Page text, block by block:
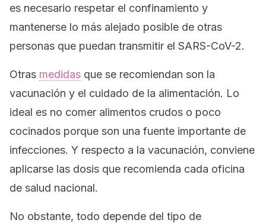
es necesario respetar el confinamiento y
mantenerse lo más alejado posible de otras
personas que puedan transmitir el SARS-CoV-2.
Otras medidas que se recomiendan son la
vacunación y el cuidado de la alimentación. Lo
ideal es no comer alimentos crudos o poco
cocinados porque son una fuente importante de
infecciones. Y respecto a la vacunación, conviene
aplicarse las dosis que recomienda cada oficina
de salud nacional.
No obstante, todo depende del tipo de